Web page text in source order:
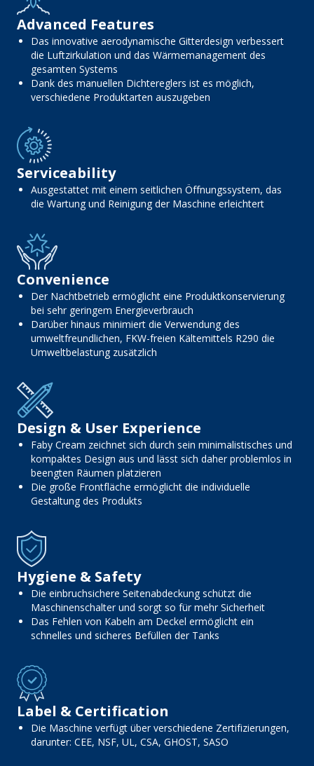
Advanced Features
Das innovative aerodynamische Gitterdesign verbessert
die Luftzirkulation und das Wärmemanagement des
gesamten Systems
Dank des manuellen Dichtereglers ist es möglich,
verschiedene Produktarten auszugeben
Serviceability
Ausgestattet mit einem seitlichen Öffnungssystem, das
die Wartung und Reinigung der Maschine erleichtert
Convenience
Der Nachtbetrieb ermöglicht eine Produktkonservierung
bei sehr geringem Energieverbrauch
Darüber hinaus minimiert die Verwendung des
umweltfreundlichen, FKW-freien Kältemittels R290 die
Umweltbelastung zusätzlich
Design & User Experience
Faby Cream zeichnet sich durch sein minimalistisches und
kompaktes Design aus und lässt sich daher problemlos in
beengten Räumen platzieren
Die große Frontfläche ermöglicht die individuelle
Gestaltung des Produkts
Hygiene & Safety
Die einbruchsichere Seitenabdeckung schützt die
Maschinenschalter und sorgt so für mehr Sicherheit
Das Fehlen von Kabeln am Deckel ermöglicht ein
schnelles und sicheres Befüllen der Tanks
Label & Certification
Die Maschine verfügt über verschiedene Zertifizierungen,
darunter: CEE, NSF, UL, CSA, GHOST, SASO